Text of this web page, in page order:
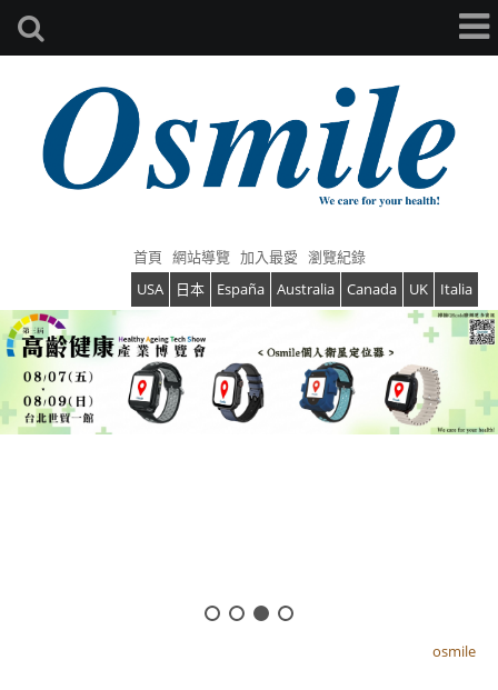
首頁 網站導覽 加入最愛
USA
日本 España Australia Canada UK Italia
瀏覽紀錄
osmile